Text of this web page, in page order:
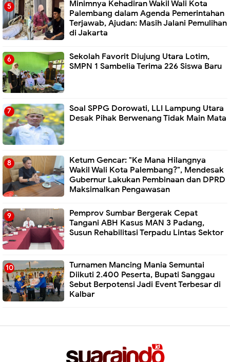
Minimnya Kehadiran Wakil Wali Kota
Palembang dalam Agenda Pemerintahan
Terjawab, Ajudan: Masih Jalani Pemulihan
di Jakarta
Sekolah Favorit Diujung Utara Lotim,
SMPN 1 Sambelia Terima 226 Siswa Baru ‎
Soal SPPG Dorowati, LLI Lampung Utara
Desak Pihak Berwenang Tidak Main Mata
Ketum Gencar: "Ke Mana Hilangnya
Wakil Wali Kota Palembang?", Mendesak
Gubernur Lakukan Pembinaan dan DPRD
Maksimalkan Pengawasan
Pemprov Sumbar Bergerak Cepat
Tangani ABH Kasus MAN 3 Padang,
Susun Rehabilitasi Terpadu Lintas Sektor
Turnamen Mancing Mania Semuntai
Diikuti 2.400 Peserta, Bupati Sanggau
Sebut Berpotensi Jadi Event Terbesar di
Kalbar